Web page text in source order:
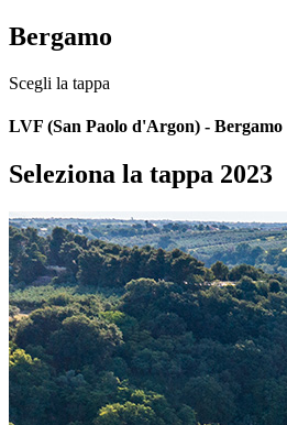
Bergamo
Scegli la tappa
LVF (San Paolo d'Argon) - Bergamo
Seleziona la tappa 2023